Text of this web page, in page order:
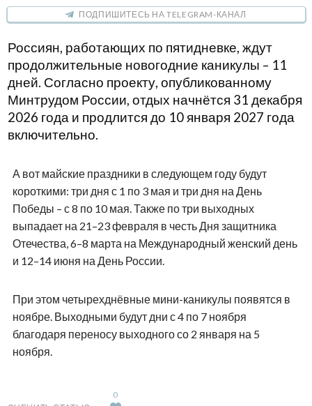
ПОДПИШИТЕСЬ НА TELEGRAM-КАНАЛ
Россиян, работающих по пятидневке, ждут
продолжительные новогодние каникулы – 11
дней. Согласно проекту, опубликованному
Минтрудом России, отдых начнётся 31 декабря
2026 года и продлится до 10 января 2027 года
включительно.
А вот майские праздники в следующем году будут
короткими: три дня с 1 по 3 мая и три дня на День
Победы – с 8 по 10 мая. Также по три выходных
выпадает на 21–23 февраля в честь Дня защитника
Отечества, 6–8 марта на Международный женский день
и 12–14 июня на День России.
При этом четырехднёвные мини-каникулы появятся в
ноябре. Выходными будут дни с 4 по 7 ноября
благодаря переносу выходного со 2 января на 5
ноября.
0